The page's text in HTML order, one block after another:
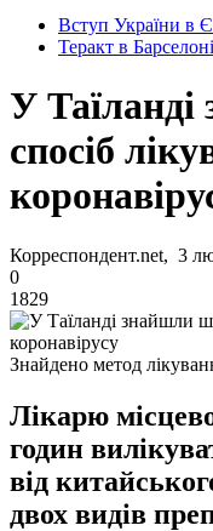
Вступ України в
Теракт в Барселоні
У
спосіб
Корреспондент.net, 3
0
1829
Знайдено метод
Лікарю
годин
від
двох видів